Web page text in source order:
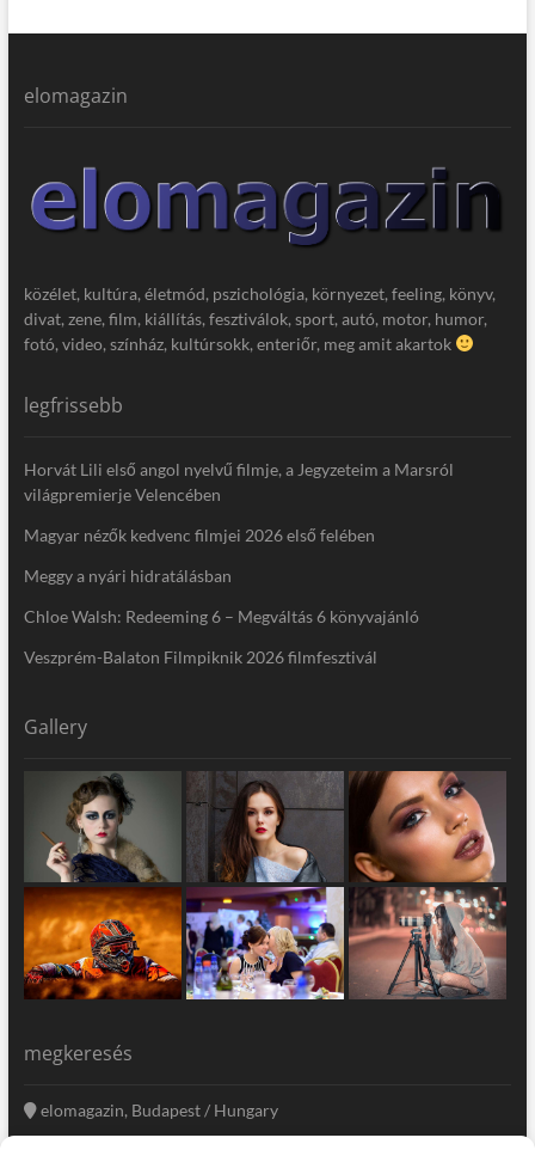
elomagazin
közélet, kultúra, életmód, pszichológia, környezet, feeling, könyv,
divat, zene, film, kiállítás, fesztiválok, sport, autó, motor, humor,
fotó, video, színház, kultúrsokk, enteriőr, meg amit akartok
legfrissebb
Horvát Lili első angol nyelvű filmje, a Jegyzeteim a Marsról
világpremierje Velencében
Magyar nézők kedvenc filmjei 2026 első felében
Meggy a nyári hidratálásban
Chloe Walsh: Redeeming 6 – Megváltás 6 könyvajánló
Veszprém-Balaton Filmpiknik 2026 filmfesztivál
Gallery
megkeresés
elomagazin, Budapest / Hungary